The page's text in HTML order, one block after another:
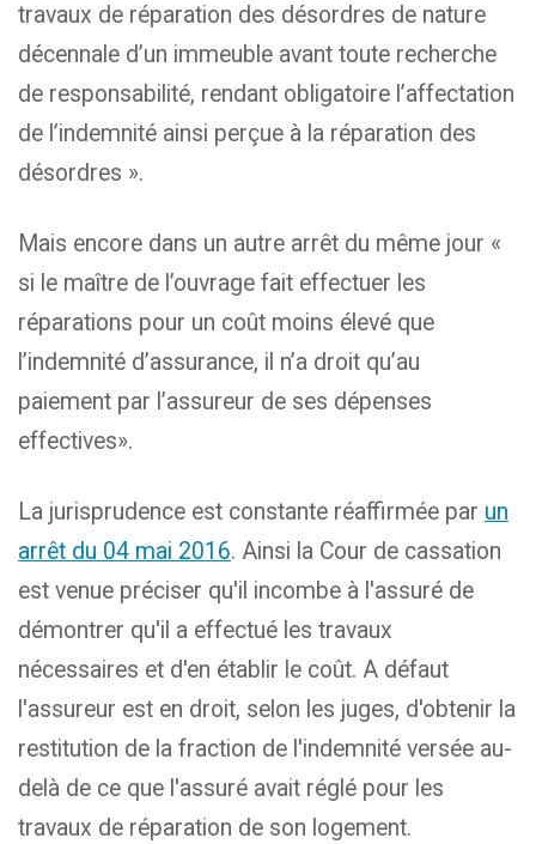
travaux de réparation des désordres de nature
décennale d’un immeuble avant toute recherche
de responsabilité, rendant obligatoire l’affectation
de l’indemnité ainsi perçue à la réparation des
désordres ».
Mais encore dans un autre arrêt du même jour «
si le maître de l’ouvrage fait effectuer les
réparations pour un coût moins élevé que
l’indemnité d’assurance, il n’a droit qu’au
paiement par l’assureur de ses dépenses
effectives».
La jurisprudence est constante réaffirmée par un
arrêt du 04 mai 2016. Ainsi la Cour de cassation
est venue préciser qu'il incombe à l'assuré de
démontrer qu'il a effectué les travaux
nécessaires et d'en établir le coût. A défaut
l'assureur est en droit, selon les juges, d'obtenir la
restitution de la fraction de l'indemnité versée au-
delà de ce que l'assuré avait réglé pour les
travaux de réparation de son logement.